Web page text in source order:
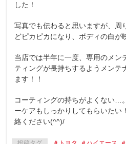
した！
写真でも伝わると思いますが、周
どピカピカになり、ボディの白
当店では半年に一度、専用のメン
ティングが長持ちするようメンテ
ます！！
コーティングの持ちがよくない…
ーケアもしっかりしてもらいたい
絡ください(^^)/